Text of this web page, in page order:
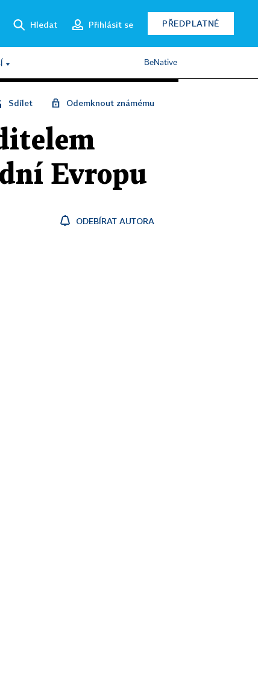
Hledat Přihlásit se PŘEDPLATNÉ
BeNative
Sdílet Odemknout známému
Evropu
ODEBÍRAT AUTORA